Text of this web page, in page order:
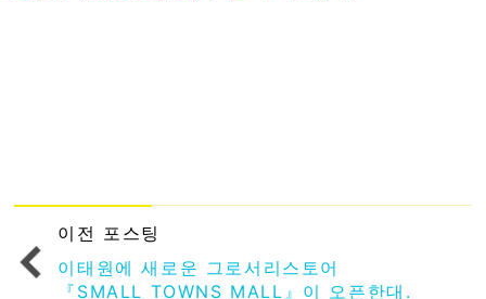
이전 포스팅
이태원에 새로운 그로서리스토어
『SMALL TOWNS MALL』이 오픈한대.